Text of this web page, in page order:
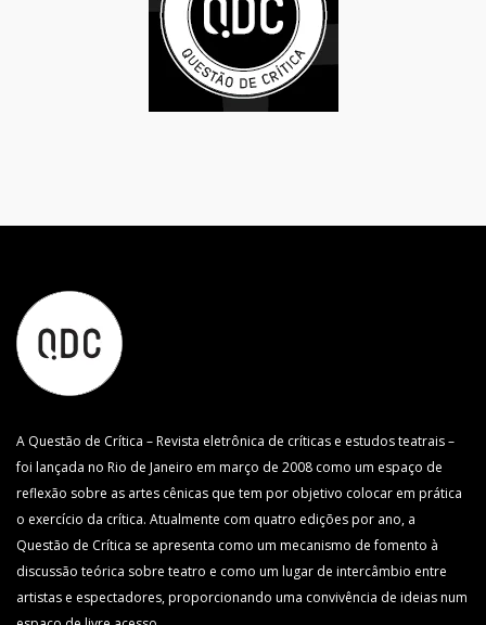
A Questão de Crítica – Revista eletrônica de críticas e estudos teatrais –
foi lançada no Rio de Janeiro em março de 2008 como um espaço de
reflexão sobre as artes cênicas que tem por objetivo colocar em prática
o exercício da crítica. Atualmente com quatro edições por ano, a
Questão de Crítica se apresenta como um mecanismo de fomento à
discussão teórica sobre teatro e como um lugar de intercâmbio entre
artistas e espectadores, proporcionando uma convivência de ideias num